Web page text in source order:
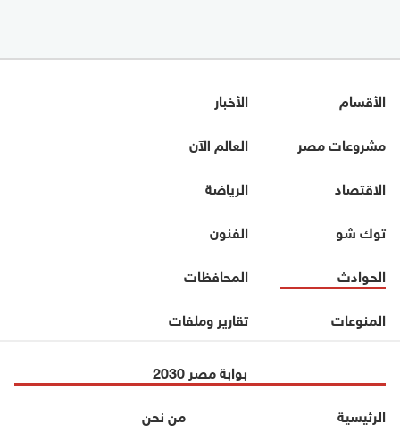
الأقسام
الأخبار
مشروعات مصر
العالم الآن
الاقتصاد
الرياضة
توك شو
الفنون
الحوادث
المحافظات
المنوعات
تقارير وملفات
بوابة مصر 2030
الرئيسية
من نحن